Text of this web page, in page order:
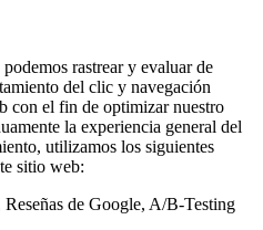
rastrear y evaluar de
del clic y navegación
con el fin de optimizar nuestro
la experiencia general del
utilizamos los siguientes
sitio web:
de Google, A/B-Testing